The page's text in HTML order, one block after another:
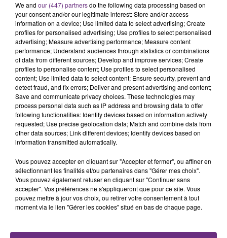
FIL D'ACTU
7 août 2026
LA CENTRALE NUCLÉAIRE DE CHOOZ
TOUJOURS À L'ARRÊT
Cela fait déjà une semaine que la centrale
nucléaire ardennaise est à l'arrêt. Une situation
justifiée par la sécheresse intense qui est toujours
présente.
We and our (447) partnersdo the following data processing based on
your consent and/or our legitimate interest: Store and/or access
information on a device; Use limited data to select advertising; Create
profiles for personalised advertising; Use profiles to select personalised
advertising; Measure advertising performance; Measure content
performance; Understand audiences through statistics or combinations
of data from different sources; Develop and improve services; Create
profiles to personalise content; Use profiles to select personalised
content; Use limited data to select content; Ensure security, prevent and
detect fraud, and fix errors; Deliver and present advertising and content;
Save and communicate privacy choices. These technologies may
process personal data such as IP address and browsing data to offer
following functionalities: Identify devices based on information actively
requested; Use precise geolocation data; Match and combine data from
other data sources; Link different devices; Identify devices based on
information transmitted automatically.
Vous pouvez accepter en cliquant sur "Accepter et fermer", ou affiner en
sélectionnant les finalités et/ou partenaires dans "Gérer mes choix".
Vous pouvez également refuser en cliquant sur "Continuer sans
accepter". Vos préférences ne s'appliqueront que pour ce site. Vous
pouvez mettre à jour vos choix, ou retirer votre consentement à tout
moment via le lien "Gérer les cookies" situé en bas de chaque page.